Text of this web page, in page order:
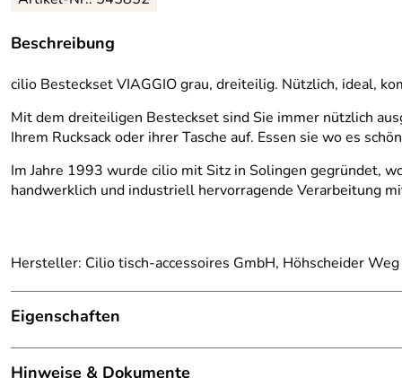
Beschreibung
cilio Besteckset VIAGGIO grau, dreiteilig. Nützlich, ideal,
Mit dem dreiteiligen Besteckset sind Sie immer nützlich
Ihrem Rucksack oder ihrer Tasche auf. Essen sie wo es
Im Jahre 1993 wurde cilio mit Sitz in Solingen gegründet,
handwerklich und industriell hervorragende Verarbeitung
Hersteller: Cilio tisch-accessoires GmbH, Höhscheider
Eigenschaften
Hinweise & Dokumente